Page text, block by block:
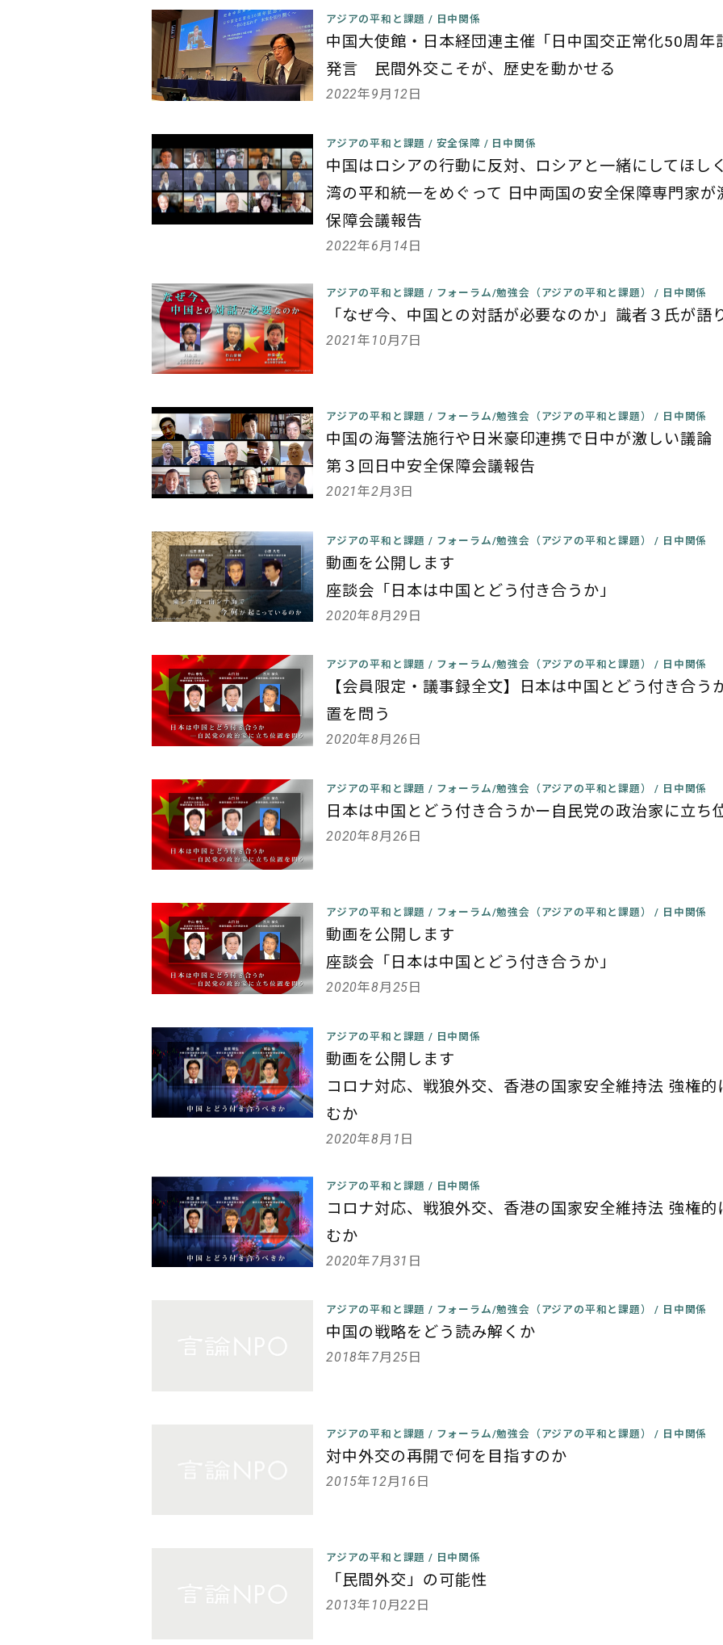
アジアの平和と課題/ 日中関係
中国大使館・日本経団連主催 「日中国交正常化50周
発言 民間外交こそが、歴史を動かせる
2022年9月12日
アジアの平和と課題/ 安全保障 / 日中関係
中国はロシアの行動に反対、ロシアと一緒にしてほし
湾の平和統一をめぐって 日中両国の安全保障専門家
保障会議報告
2022年6月14日
アジアの平和と課題/ フォーラム/勉強会（アジアの平和と課題）/ 日中関係
「なぜ今、中国との対話が必要なのか」識者３氏が語
2021年10月7日
アジアの平和と課題/ フォーラム/勉強会（アジアの平和と課題）/ 日中関係
中国の海警法施行や日米豪印連携で日中が激しい議論
第３回日中安全保障会議報告
2021年2月3日
アジアの平和と課題/ フォーラム/勉強会（アジアの平和と課題）/ 日中関係
動画を公開します
座談会「日本は中国とどう付き合うか」
2020年8月29日
アジアの平和と課題/ フォーラム/勉強会（アジアの平和と課題）/ 日中関係
【会員限定・議事録全文】日本は中国とどう付き合
置を問う
2020年8月26日
アジアの平和と課題/ フォーラム/勉強会（アジアの平和と課題）/ 日中関係
日本は中国とどう付き合うかー自民党の政治家に立ち
2020年8月26日
アジアの平和と課題/ フォーラム/勉強会（アジアの平和と課題）/ 日中関係
動画を公開します
座談会「日本は中国とどう付き合うか」
2020年8月25日
アジアの平和と課題/ 日中関係
動画を公開します
コロナ対応、戦狼外交、香港の国家安全維持法 強権的
むか
2020年8月1日
アジアの平和と課題/ 日中関係
コロナ対応、戦狼外交、香港の国家安全維持法 強権的
むか
2020年7月31日
アジアの平和と課題/ フォーラム/勉強会（アジアの平和と課題）/ 日中関係
中国の戦略をどう読み解くか
2018年7月25日
アジアの平和と課題/ フォーラム/勉強会（アジアの平和と課題）/ 日中関係
対中外交の再開で何を目指すのか
2015年12月16日
アジアの平和と課題/ 日中関係
「民間外交」の可能性
2013年10月22日